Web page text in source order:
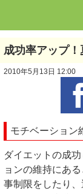
成功率アップ
2010年5月13日 12:00
モチベーション
ダイエットの成
ョンの維持にあ
事制限をしたり